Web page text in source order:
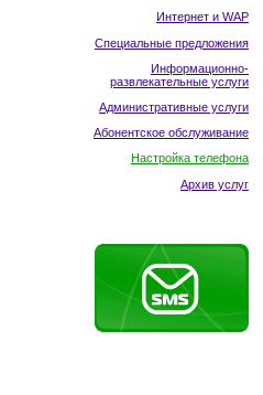
Интернет и WAP
Специальные предложения
Информационно-
развлекательные услуги
Административные услуги
Абонентское обслуживание
Настройка телефона
Архив услуг